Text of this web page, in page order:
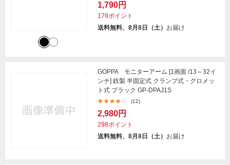
1,790円
179ポイント
送料無料、8月8日（土） お届け
GOPPA モニターアーム [1画面 /13～32イ
ンチ] 鉄製 半固定式 クランプ式・グロメッ
ト式 ブラック GP-DPAJ1S
(12)
2,980円
298ポイント
送料無料、8月8日（土） お届け